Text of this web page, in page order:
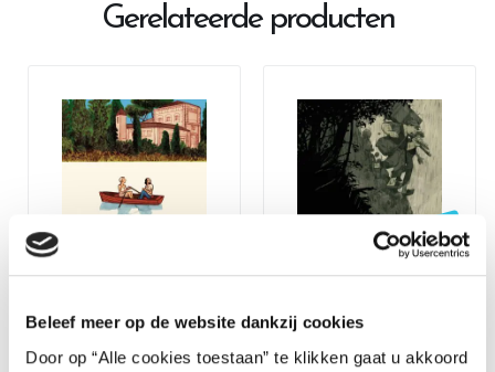
Beleef meer op de website dankzij cookies
Door op “Alle cookies toestaan” te klikken gaat u akkoord
Gerelateerde producten
Senso
€32,95
LAATSTE EXEMPLAREN
De Dooie
€32,95